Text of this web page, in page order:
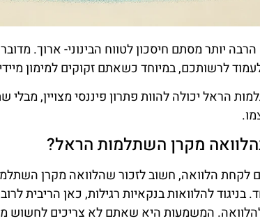
יותר מסתם חיסכון לטווח הבינוני- ארוך.
לרשותכם, במיוחד כשאתם זקוקים למימון
הראל יכולה להוות פתרון פיננסי מצויין, מבלי
מקרן השתלמות הראל?
הלוואה, חשוב לזכור שהלוואה מקרן
בניגוד להלוואות בנקאיות רגילות, כאן הריבית
המשמעות היא שאתם לא צריכים לחשוש